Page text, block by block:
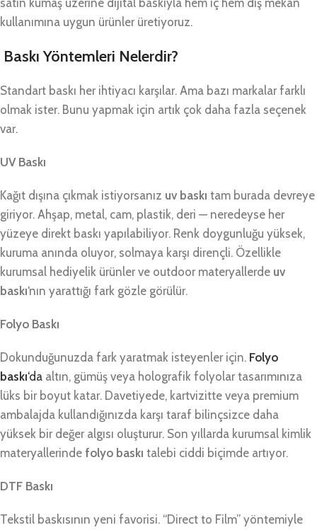
kullanımına uygun ürünler üretiyoruz.
Baskı Yöntemleri Nelerdir?
Standart baskı her ihtiyacı karşılar. Ama bazı markalar farklı
olmak ister. Bunu yapmak için artık çok daha fazla seçenek
var.
UV Baskı
Kağıt dışına çıkmak istiyorsanız uv baskı tam burada devreye
giriyor. Ahşap, metal, cam, plastik, deri — neredeyse her
yüzeye direkt baskı yapılabiliyor. Renk doygunluğu yüksek,
kuruma anında oluyor, solmaya karşı dirençli. Özellikle
kurumsal hediyelik ürünler ve outdoor materyallerde uv
baskı‘nın yarattığı fark gözle görülür.
Folyo Baskı
Dokunduğunuzda fark yaratmak isteyenler için. Folyo
baskı‘da altın, gümüş veya holografik folyolar tasarımınıza
lüks bir boyut katar. Davetiyede, kartvizitte veya premium
ambalajda kullandığınızda karşı taraf bilinçsizce daha
yüksek bir değer algısı oluşturur. Son yıllarda kurumsal kimlik
materyallerinde folyo baskı talebi ciddi biçimde artıyor.
DTF Baskı
Tekstil baskısının yeni favorisi. “Direct to Film” yöntemiyle